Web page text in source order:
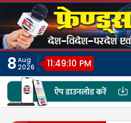
Skip
content
8 Aug
2026
11:49:13 PM
फ्रेंड्स टाइम्स